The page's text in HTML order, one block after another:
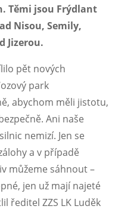
Těmi jsou Frýdlant
Nisou, Semily,
Jizerou.
pět nových
park
abychom měli jistotu,
Ani naše
nemizí. Jen se
a v případě
můžeme sáhnout –
jen už mají najeté
ředitel ZZS LK Luděk